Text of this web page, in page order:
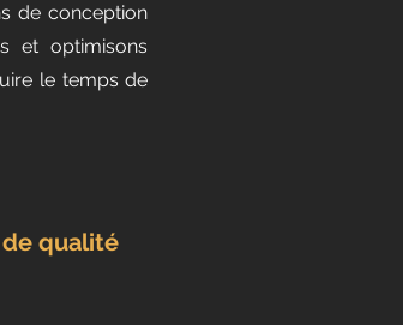
de conception
et optimisons
le temps de
qualité